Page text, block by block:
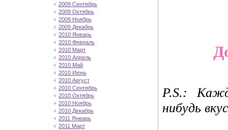
2009 Сентябрь
2009 Октябрь
2009 Ноябрь
2009 Декабрь
2010 Январь
2010 Февраль
2010 Март
2010 Апрель
2010 Май
2010 Июнь
2010 Август
2010 Сентябрь
2010 Октябрь
2010 Ноябрь
2010 Декабрь
2011 Январь
2011 Март
P.S.:
нибудь